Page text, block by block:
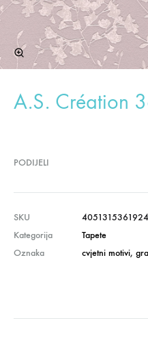
A.S. Création
PODIJELI
SKU
4051315361924
Kategorija
Tapete
Oznaka
cvjetni motivi,